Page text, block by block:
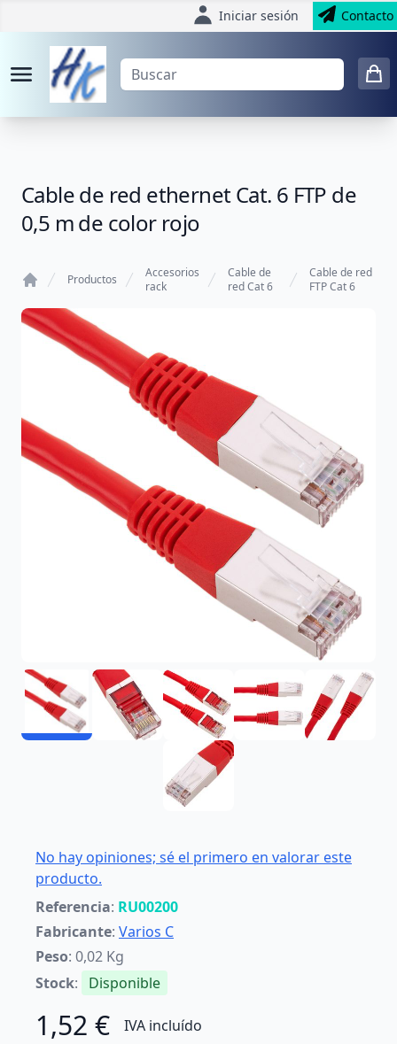
Iniciar sesión Contacto
Cable de red ethernet Cat. 6 FTP de
0,5 m de color rojo
Productos
Accesorios
rack
Cable de
red Cat 6
Cable de red
FTP Cat 6
No hay opiniones; sé el primero en valorar este
producto.
Referencia: RU00200
Fabricante: Varios C
Peso: 0,02 Kg
Stock: Disponible
1,52 € IVA incluído